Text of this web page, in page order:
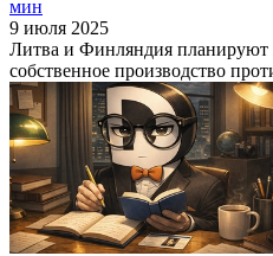
мин
9 июля 2025
Литва и Финляндия планируют
собственное производство